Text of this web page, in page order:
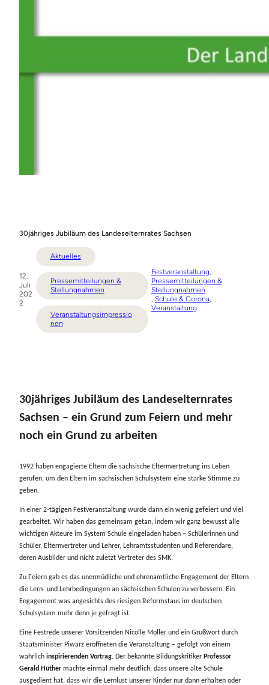
30jähriges Jubiläum des Landeselternrates Sachsen
12.
Juli
202
2
Aktuelles
Pressemitteilungen &
Stellungnahmen
Veranstaltungsimpressio
nen
Festveranstaltung
Pressemitteilungen &
Stellungnahmen
Schule & Corona,
Veranstaltung
30jähriges Jubiläum des Landeselternrates
Sachsen – ein Grund zum Feiern und mehr
noch ein Grund zu arbeiten
1992 haben engagierte Eltern die sächsische Elternvertretung ins Leben
gerufen, um den Eltern im sächsischen Schulsystem eine starke Stimme zu
geben.
In einer 2-tägigen Festveranstaltung wurde dann ein wenig gefeiert und viel
gearbeitet. Wir haben das gemeinsam getan, indem wir ganz bewusst alle
wichtigen Akteure im System Schule eingeladen haben – Schülerinnen und
Schüler, Elternvertreter und Lehrer, Lehramtsstudenten und Referendare,
deren Ausbilder und nicht zuletzt Vertreter des SMK.
Zu Feiern gab es das unermüdliche und ehrenamtliche Engagement der Eltern
die Lern- und Lehrbedingungen an sächsischen Schulen zu verbessern. Ein
Engagement was angesichts des riesigen Reformstaus im deutschen
Schulsystem mehr denn je gefragt ist.
Eine Festrede unserer Vorsitzenden Nicolle Möller und ein Grußwort durch
Staatsminister Piwarz eröffneten die Veranstaltung – gefolgt von einem
wahrlich inspirierenden Vortrag. Der bekannte Bildungskritiker Professor
Gerald Hüther machte einmal mehr deutlich, dass unsere alte Schule
ausgedient hat, dass wir die Lernlust unserer Kinder nur dann erhalten oder